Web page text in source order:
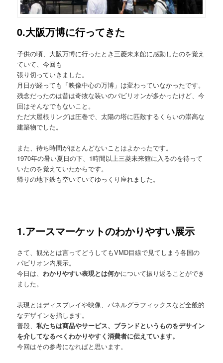
0.大阪万博に行ってきた
子供の頃、大阪万博に行ったとき三菱未来館に感動したのを覚え
ていて、今回も
張り切っていきました。
月日が経っても「映像中心の万博」は変わっていなかったです。
残念だったのは昔は奇抜な装いのパビリオンが多かったけど、今
回はそんなでもないこと。
ただ大屋根リングは圧巻で、太陽の塔に匹敵するくらいの崇高な
建築物でした。
また、待ち時間がほとんどないことはよかったです。
1970年の暑い夏日の下、1時間以上三菱未来館に入るのを待って
いたのを覚えていたからです。
帰りの地下鉄も空いていてゆっくり座れました。
1.アースマーケットのわかりやすい展示
さて、観光とは言ってどうしてもVMD目線で見てしまう各国の
パビリオン内展示。
今日は、わかりやすい表現とは何かについて振り返ることができ
ました。
表現とはディスプレイや映像、パネルグラフィックスなど全般的
なデザインを指します。
普段、私たちは商品やサービス、ブランドというものをデサイン
を介してなるべくわかりやすく消費者に伝えています。
今回はその参考になればと思います。